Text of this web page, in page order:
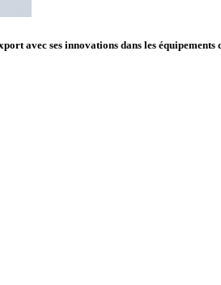
avec ses innovations dans les